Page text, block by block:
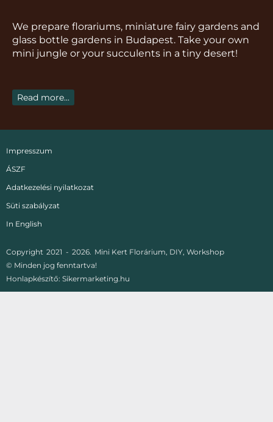
g
r
a
o
o
k
k
b
e
r
e
s
We prepare florariums, miniature fairy gardens and
glass bottle gardens in Budapest. Take your own
mini jungle or your succulents in a tiny desert!
Read more...
Copyright 2021 - 2026. Mini Kert Florárium, DIY, Workshop
© Minden jog fenntartva!
Honlapkészítő: Sikermarketing.hu
Impresszum
ÁSZF
Adatkezelési nyilatkozat
Süti szabályzat
In English